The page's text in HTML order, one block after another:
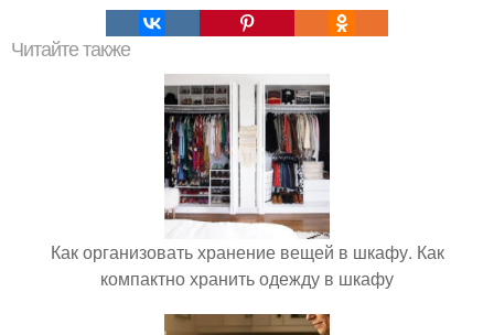
Читайте также
Как организовать хранение вещей в шкафу. Как
компактно хранить одежду в шкафу